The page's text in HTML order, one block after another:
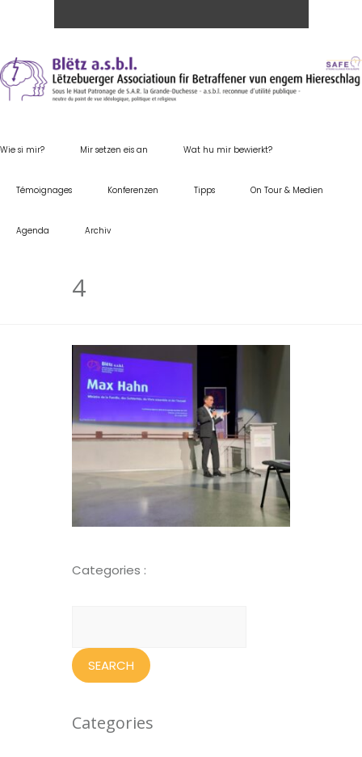
Wie si mir? Mir setzen eis an Wat hu mir bewierkt?
Témoignages Konferenzen Tipps On Tour & Medien
Agenda Archiv
4
Categories :
Categories